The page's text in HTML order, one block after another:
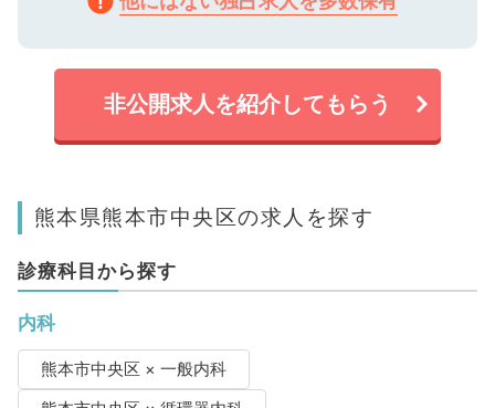
非公開求人を紹介してもらう
熊本県熊本市中央区の求人を探す
診療科目から探す
内科
熊本市中央区 × 一般内科